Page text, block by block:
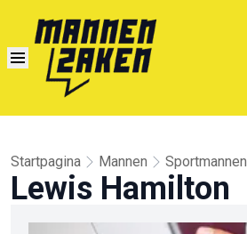
Startpagina Mannen Sportmannen
Lewis Hamilton